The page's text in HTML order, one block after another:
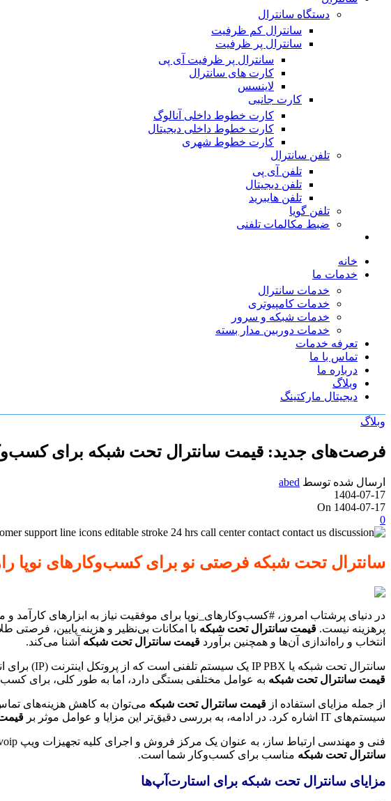
دستگاه سانترال
سانترال کم ظرفیت
سانترال پر ظرفیت
سانترال پر ظرفیت آی پی
کارت های سانترال
لاینسس
کارت جانبی
کارت خطوط داخلی آنالوگ
کارت خطوط داخلی دیجیتال
کارت خطوط شهری
تلفن سانترال
تلفن آی پی
تلفن دیجیتال
تلفن هایبرید
تلفن گویا
ضبط مکالمات تلفنی
خانه
خدمات ما
خدمات سانترال
خدمات کامپیوتری
خدمات شبکه و سرور
خدمات دوربین مدار بسته
تعرفه خدمات
تماس با ما
درباره ما
وبلاگ
دیجیتال مارکتینگ
وبلاگ
فرصت‌های جدید: قیمت سانترال تحت شبکه برای
ارسال شده توسط abed
1404-07-17
On 1404-07-17
0
سانترال تحت شبکه فرصتی نو برای کسب‌وکارهای نوپا
در دنیای پرشتاب امروز، #کسب‌وکارهای_نوپا برای موفقیت نیاز به ابزارهای
پرهزینه نیست. قیمت سانترال تحت شبکه با امکانات بی‌نظیر و هزینه پایین، فرصتی
انتخاب و راه‌اندازی آن‌ها و همچنین برآورد قیمت سانترال تحت شبکه آشنا می‌کند.
سانترال تحت شبکه یا IP PBX یک سیستم تلفنی است که از پروتکل اینترنت (IP) برای انتقال صدا استفاده می‌کند. این سیستم‌ها نسبت به سانترال‌های سنتی، انعطاف‌پذیرتر، مقیاس‌پذیرتر و ارزان‌تر هستند.
قیمت سانترال تحت شبکه به عوامل مختلفی بستگی دارد، اما به طور کلی، برای
از جمله مزایای استفاده از قیمت سانترال تحت شبکه می‌توان به کاهش هزینه‌های
سیستم‌های IT اشاره کرد. در ادامه، به بررسی دقیق‌تر این مزایا و عوامل موثر بر
فنی و مهندسی ارتباط ساز، به عنوان یک مرکز فروش و اجرای کلیه تجهیزات ویپ voip، شبکه، سانترال‌های پاناسونیک و زیرساخت، آماده ارائه مشاوره و خدمات به شما در زمینه انتخاب و راه‌اندازی
سانترال تحت شبکه مناسب برای کسب‌وکار شما است.
مزایای سانترال تحت شبکه برای استارت‌آپ‌ها